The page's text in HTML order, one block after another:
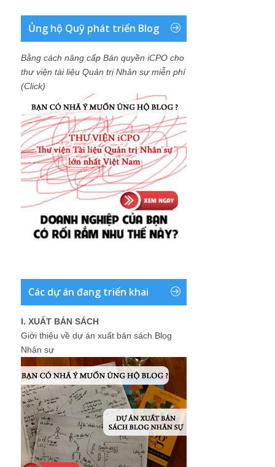
Ủng hộ Quỹ phát triển Blog
Bằng cách nâng cấp Bản quyền iCPO cho
thư viện tài liệu Quản trị Nhân sự miễn phí
(Click)
Các dự án đang triển khai
I. XUẤT BẢN SÁCH
Giới thiệu về dự án xuất bản sách Blog
Nhân sự